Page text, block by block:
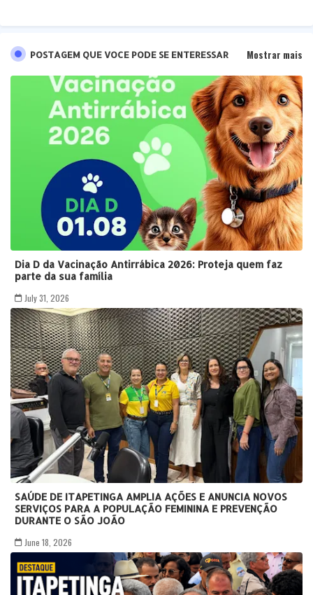
POSTAGEM QUE VOCE PODE SE ENTERESSAR Mostrar mais
Dia D da Vacinação Antirrábica 2026: Proteja quem faz
parte da sua família
July 31, 2026
SAÚDE DE ITAPETINGA AMPLIA AÇÕES E ANUNCIA NOVOS
SERVIÇOS PARA A POPULAÇÃO FEMININA E PREVENÇÃO
DURANTE O SÃO JOÃO
June 18, 2026